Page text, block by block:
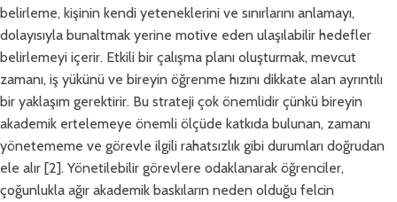
belirleme, kişinin kendi yeteneklerini ve sınırlarını anlamayı,
dolayısıyla bunaltmak yerine motive eden ulaşılabilir hedefler
belirlemeyi içerir. Etkili bir çalışma planı oluşturmak, mevcut
zamanı, iş yükünü ve bireyin öğrenme hızını dikkate alan ayrıntılı
bir yaklaşım gerektirir. Bu strateji çok önemlidir çünkü bireyin
akademik ertelemeye önemli ölçüde katkıda bulunan, zamanı
yönetememe ve görevle ilgili rahatsızlık gibi durumları doğrudan
ele alır [2]. Yönetilebilir görevlere odaklanarak öğrenciler,
çoğunlukla ağır akademik baskıların neden olduğu felcin